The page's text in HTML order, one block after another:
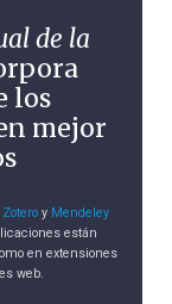
de la
los
mejor
Zoteroy Mendeley
están
en extensiones
web.